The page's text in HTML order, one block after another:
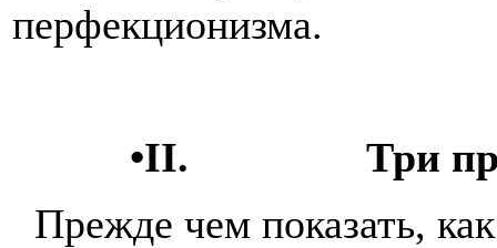
перфекционизма.
•II. Три
Прежде чем показать,